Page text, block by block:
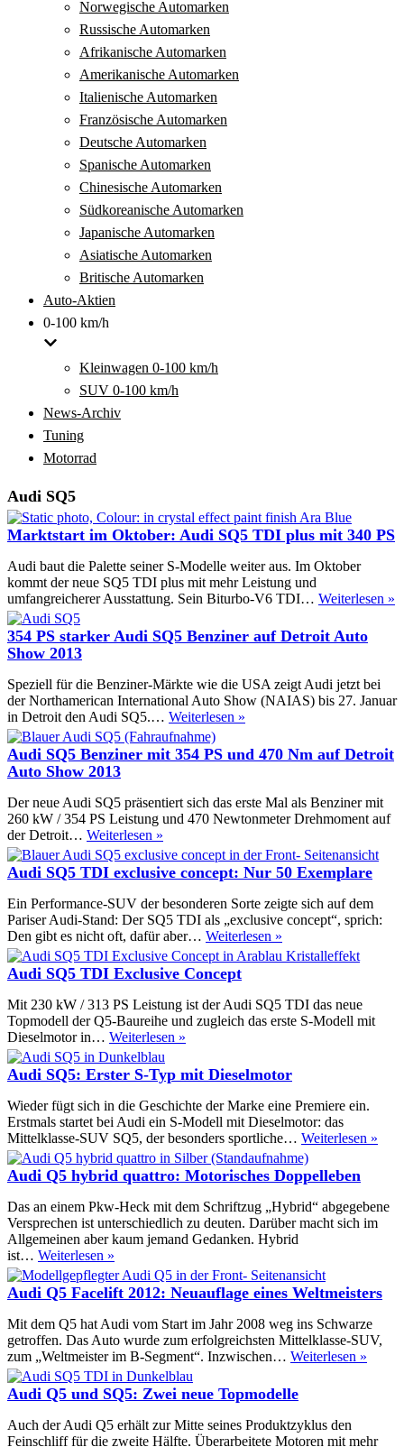
Norwegische Automarken
Russische Automarken
Afrikanische Automarken
Amerikanische Automarken
Italienische Automarken
Französische Automarken
Deutsche Automarken
Spanische Automarken
Chinesische Automarken
Südkoreanische Automarken
Japanische Automarken
Asiatische Automarken
Britische Automarken
Auto-Aktien
0-100 km/h
Kleinwagen 0-100 km/h
SUV 0-100 km/h
News-Archiv
Tuning
Motorrad
Audi SQ5
Marktstart im Oktober: Audi SQ5 TDI plus mit 340 PS
Audi baut die Palette seiner S-Modelle weiter aus. Im Oktober
kommt der neue SQ5 TDI plus mit mehr Leistung und
umfangreicherer Ausstattung. Sein Biturbo-V6 TDI… Weiterlesen »
354 PS starker Audi SQ5 Benziner auf Detroit Auto
Show 2013
Speziell für die Benziner-Märkte wie die USA zeigt Audi jetzt bei
der Northamerican International Auto Show (NAIAS) bis 27. Januar
in Detroit den Audi SQ5.… Weiterlesen »
starker
Audi
Benziner
auf
Show
2013
Audi SQ5 Benziner mit 354 PS und 470 Nm auf Detroit
Auto Show 2013
Der neue Audi SQ5 präsentiert sich das erste Mal als Benziner mit
260 kW / 354 PS Leistung und 470 Newtonmeter Drehmoment auf
der Detroit… Weiterlesen »
SQ5
Benziner
mit
354
PS
und
470
Nm
auf
Detroit
Auto
Show
2013
Audi SQ5 TDI exclusive concept: Nur 50 Exemplare
Ein Performance-SUV der besonderen Sorte zeigte sich auf dem
Pariser Audi-Stand: Der SQ5 TDI als „exclusive concept“, sprich:
Den gibt es nicht oft, dafür aber… Weiterlesen »
SQ5
TDI
concept:
Nur
Audi SQ5 TDI Exclusive Concept
Mit 230 kW / 313 PS Leistung ist der Audi SQ5 TDI das neue
Topmodell der Q5-Baureihe und zugleich das erste S-Modell mit
Dieselmotor in… Weiterlesen »
TDI
Exclusive
Concept
Audi SQ5: Erster S-Typ mit Dieselmotor
Wieder fügt sich in die Geschichte der Marke eine Premiere ein.
Erstmals startet bei Audi ein S-Modell mit Dieselmotor: das
Mittelklasse-SUV SQ5, der besonders sportliche… Weiterlesen »
Typ
mit
Audi Q5 hybrid quattro: Motorisches Doppelleben
Das an einem Pkw-Heck mit dem Schriftzug „Hybrid“ abgegebene
Versprechen ist unterschiedlich zu deuten. Darüber macht sich im
Allgemeinen aber kaum jemand Gedanken. Hybrid
ist… Weiterlesen »
Q5
hybrid
quattro:
Motorisches
Doppelleben
Audi Q5 Facelift 2012: Neuauflage eines Weltmeisters
Mit dem Q5 hat Audi vom Start im Jahr 2008 weg ins Schwarze
getroffen. Das Auto wurde zum erfolgreichsten Mittelklasse-SUV,
zum „Weltmeister im B-Segment“. Inzwischen… Weiterlesen »
eines
Audi Q5 und SQ5: Zwei neue Topmodelle
Auch der Audi Q5 erhält zur Mitte seines Produktzyklus den
Feinschliff für die zweite Hälfte. Überarbeitete Motoren mit mehr